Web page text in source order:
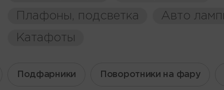
Плафоны, подсветка
Авто
Катафоты
Подфарники Поворотники на фару